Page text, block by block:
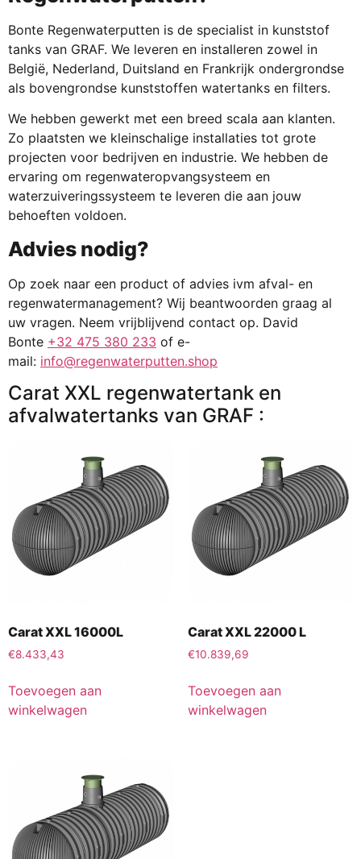
Bonte Regenwaterputten is de specialist in kunststof
tanks van GRAF. We leveren en installeren zowel in
België, Nederland, Duitsland en Frankrijk ondergrondse
als bovengrondse kunststoffen watertanks en filters.
We hebben gewerkt met een breed scala aan klanten.
Zo plaatsten we kleinschalige installaties tot grote
projecten voor bedrijven en industrie. We hebben de
ervaring om regenwateropvangsysteem en
waterzuiveringssysteem te leveren die aan jouw
behoeften voldoen.
Advies nodig?
Op zoek naar een product of advies ivm afval- en
regenwatermanagement? Wij beantwoorden graag al
uw vragen. Neem vrijblijvend contact op. David
Bonte +32 475 380 233 of e-
mail: info@regenwaterputten.shop
Carat XXL regenwatertank en
afvalwatertanks van GRAF :
Carat XXL 16000L
€8.433,43
Toevoegen aan
winkelwagen
Carat XXL 22000 L
€10.839,69
Toevoegen aan
winkelwagen